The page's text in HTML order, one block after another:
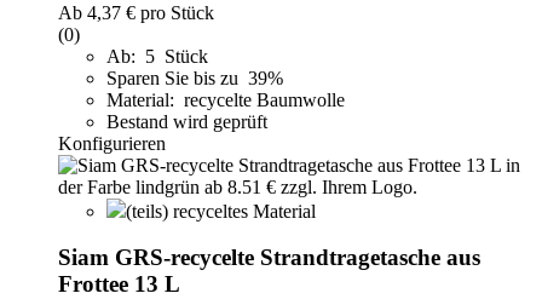
Ab 4,37 € pro Stück
(0)
Ab: 5 Stück
Sparen Sie bis zu 39%
Material: recycelte Baumwolle
Bestand wird geprüft
Konfigurieren
(teils) recyceltes Material
Siam GRS-recycelte Strandtragetasche aus
Frottee 13 L